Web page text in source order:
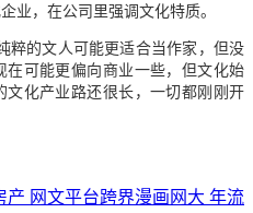
业，在公司里强调文化特质。
粹的文人可能更适合当作家，但没
可能更偏向商业一些，但文化始
化产业路还很长，一切都刚刚开